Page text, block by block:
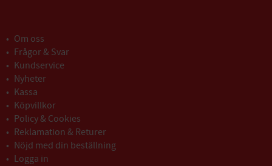
Om oss
Frågor & Svar
Kundservice
Nyheter
Kassa
Köpvillkor
Policy & Cookies
Reklamation & Returer
Nöjd med din beställning
Logga in